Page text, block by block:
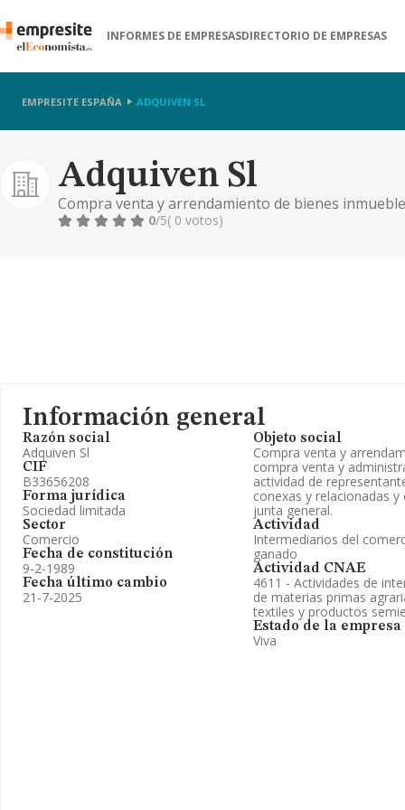
INFORMES DE EMPRESASDIRECTORIO DE EMPRESAS
EMPRESITE ESPAÑA ADQUIVEN SL
Adquiven Sl
Compra venta y arrendamiento de bienes
valores mobiliarios, y la actividad de
0/5( 0 votos)
Información general
Razón social
Adquiven Sl
CIF
B33656208
Forma jurídica
Sociedad limitada
Sector
Comercio
Fecha de constitución
9-2-1989
Fecha último cambio
21-7-2025
Objeto social
Compra venta y
compra venta y
actividad de
conexas y relacionadas
junta general.
Actividad
Intermediarios del
ganado
Actividad CNAE
4611 - Actividades de
de materias primas
textiles y productos
Estado de la empresa
Viva